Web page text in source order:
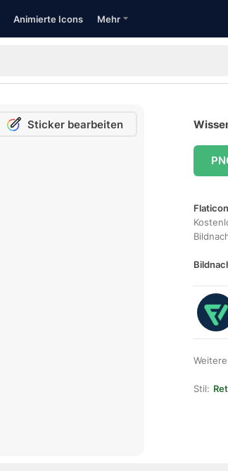
Animierte Icons Mehr
Sticker bearbeiten
Stil: